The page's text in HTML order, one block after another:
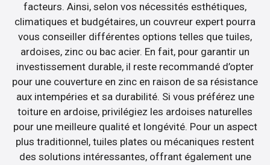
facteurs. Ainsi, selon vos nécessités esthétiques,
climatiques et budgétaires, un couvreur expert pourra
vous conseiller différentes options telles que tuiles,
ardoises, zinc ou bac acier. En fait, pour garantir un
investissement durable, il reste recommandé d’opter
pour une couverture en zinc en raison de sa résistance
aux intempéries et sa durabilité. Si vous préférez une
toiture en ardoise, privilégiez les ardoises naturelles
pour une meilleure qualité et longévité. Pour un aspect
plus traditionnel, tuiles plates ou mécaniques restent
des solutions intéressantes, offrant également une